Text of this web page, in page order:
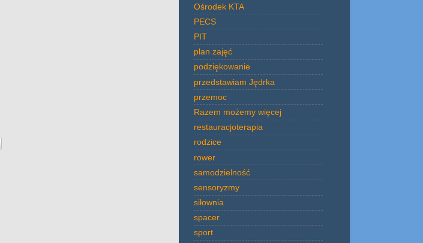
Ośrodek KTA
PECS
PIT
plan zajęć
podziękowanie
przedstawiam Jędrka
przemoc
Razem możemy więcej
restauracjoterapia
rodzice
rower
samodzielność
sensoryzmy
siłownia
spacer
sport